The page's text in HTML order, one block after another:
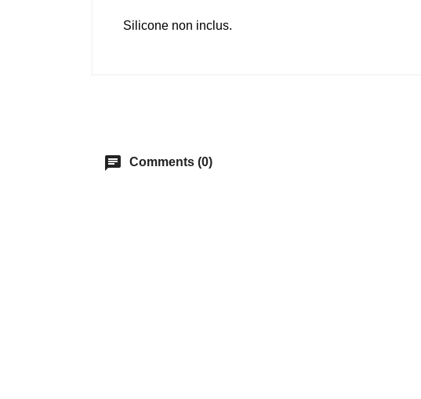
Silicone non inclus.
chat Comments (0)